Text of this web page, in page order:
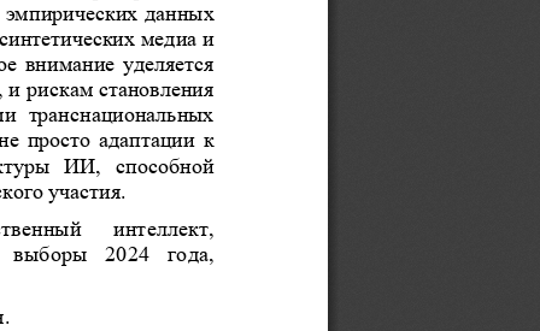
эмпирических данных
медиа и
внимание уделяется
рискам становления
транснациональных
просто адаптации к
ИИ,  способной
участия.
интеллект,
выборы  2024  года,